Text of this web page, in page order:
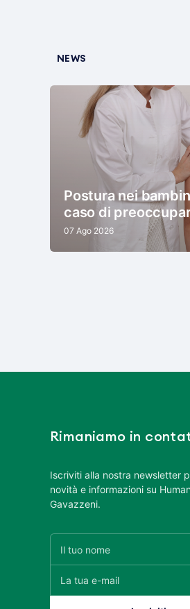
NEWS
Postura nei
caso di
07 Ago 2026
Rimaniamo in
Iscriviti alla nostra newsletter
novità e informazioni su
Gavazzeni.